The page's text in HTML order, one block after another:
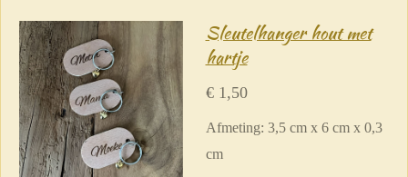
Sleutelhanger hout met
hartje
€ 1,50
Afmeting: 3,5 cm x 6 cm x 0,3
cm